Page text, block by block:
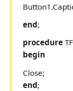
end;
procedure
begin
Close;
end;